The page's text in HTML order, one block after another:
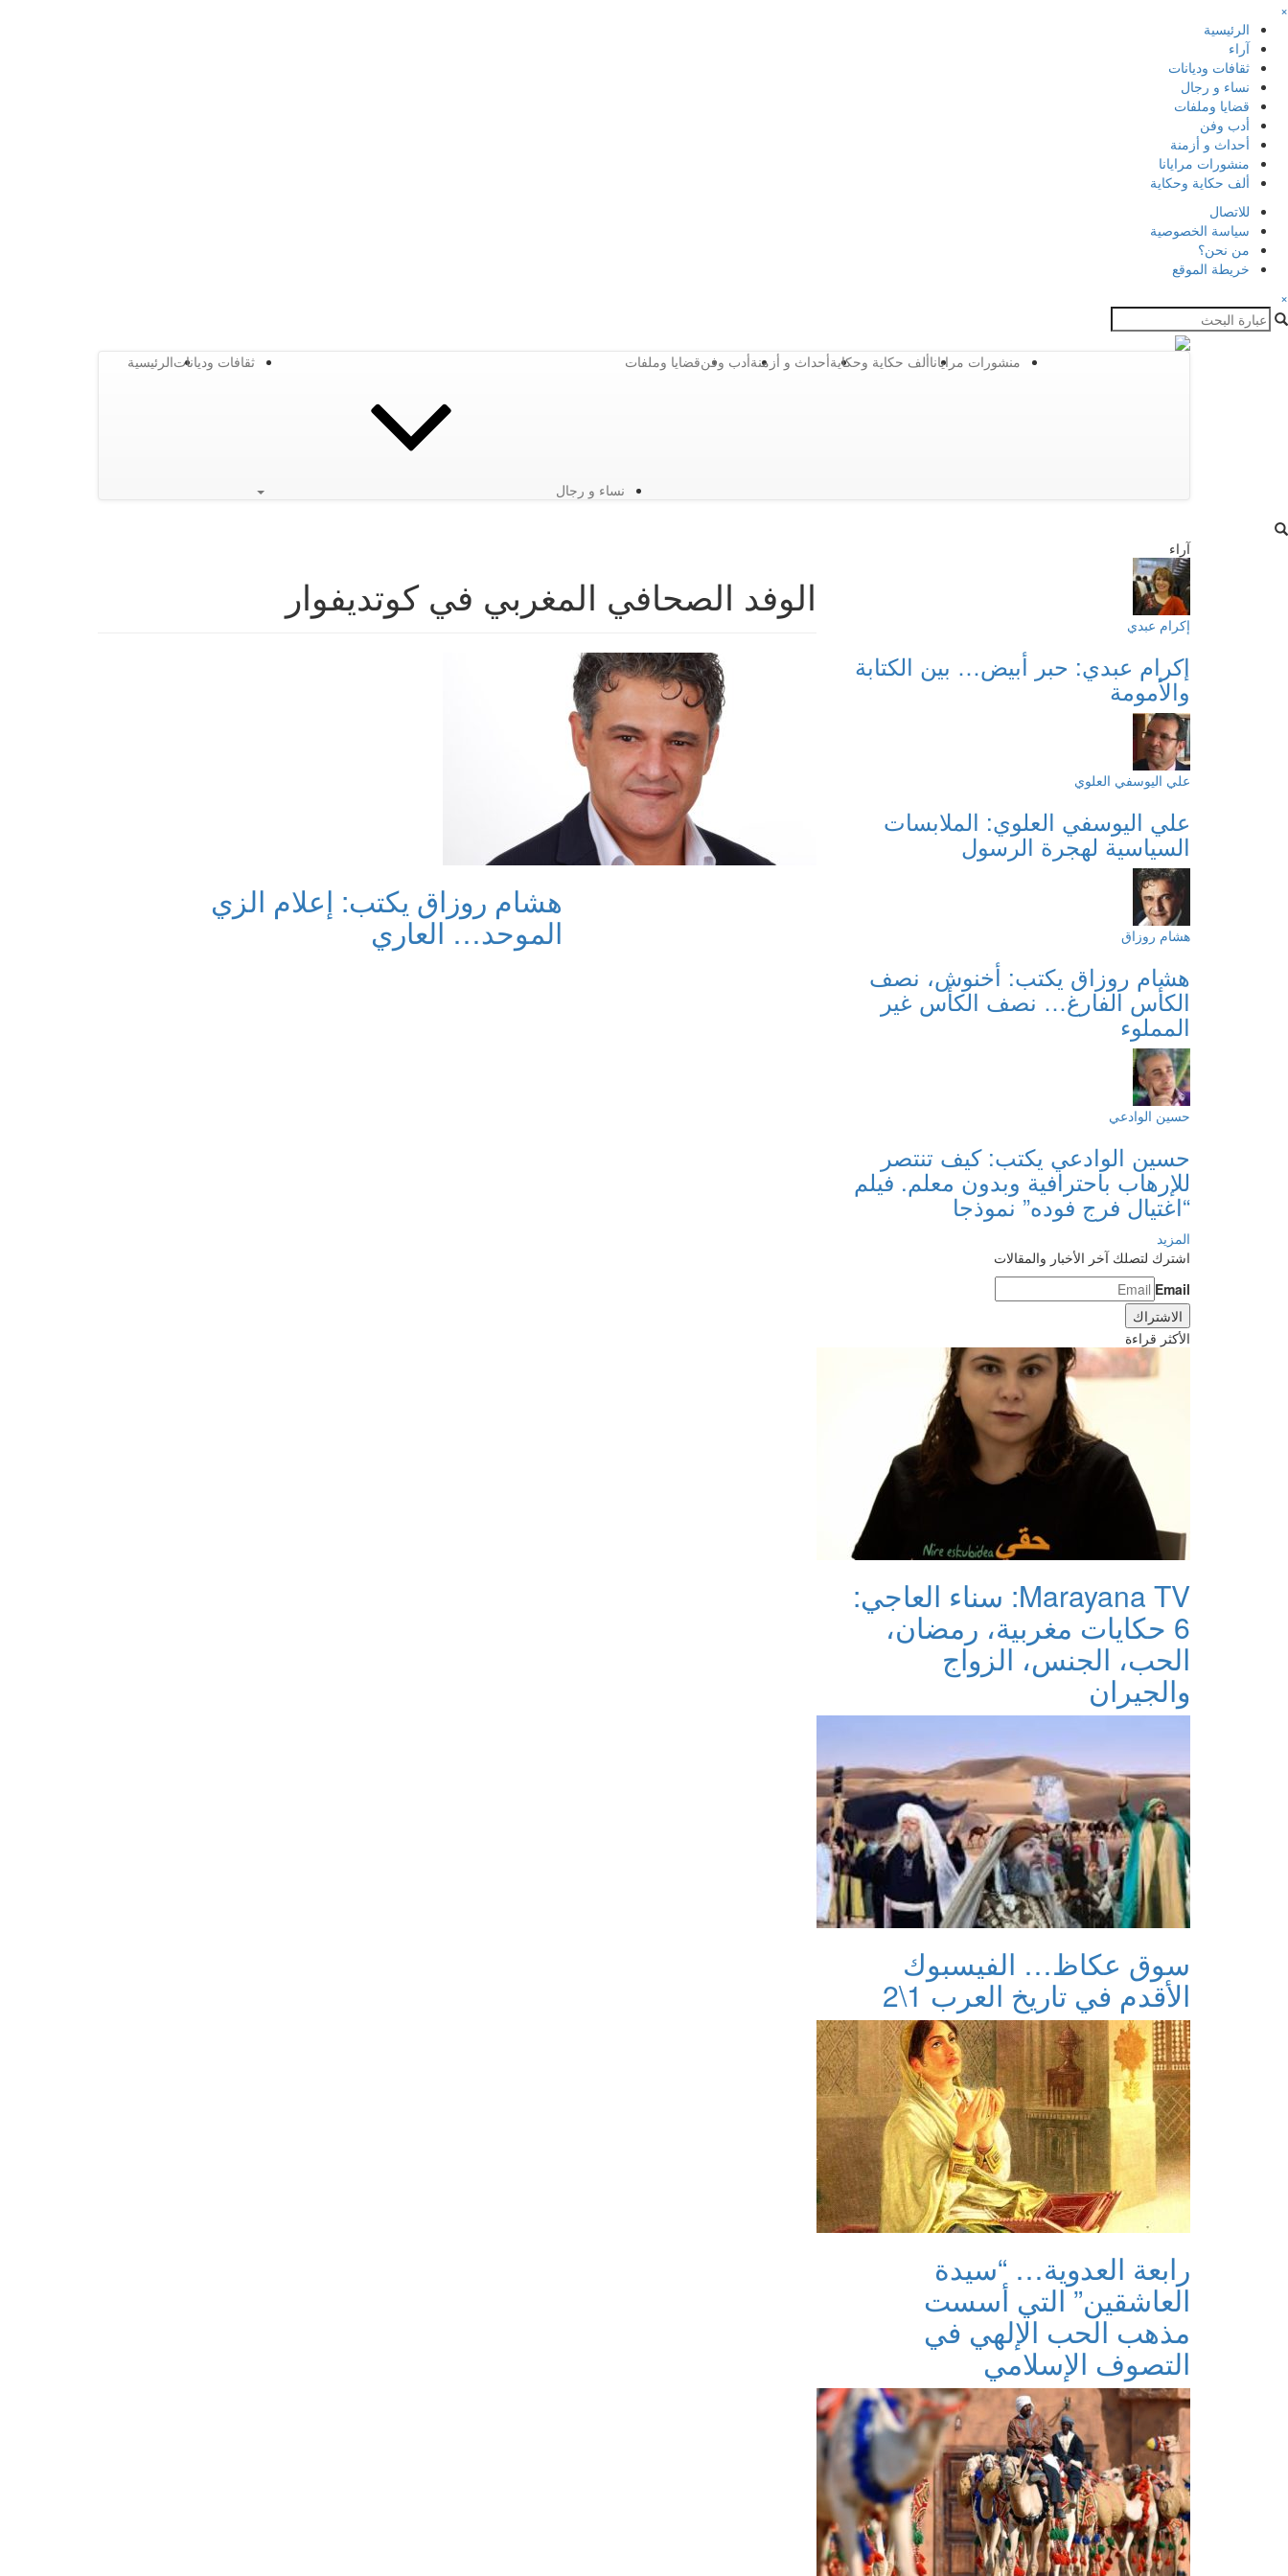
×
الرئيسية
آراء
ثقافات وديانات
نساء و رجال
قضايا وملفات
أدب وفن
أحداث و أزمنة
منشورات مرايانا
ألف حكاية وحكاية
للاتصال
سياسة الخصوصية
من نحن؟
خريطة الموقع
×
الرئيسيةثقافات وديانات
نساء و رجال
قضايا وملفاتأدب وفنأحداث و أزمنةألف حكاية وحكايةمنشورات مرايانا
الوفد الصحافي المغربي في كوتديفوار
هشام روزاق يكتب: إعلام الزي
الموحد… العاري
آراء
إكرام عبدي
إكرام عبدي: حبر أبيض… بين الكتابة
والأمومة
علي اليوسفي العلوي
علي اليوسفي العلوي: الملابسات
السياسية لهجرة الرسول
هشام روزاق
هشام روزاق يكتب: أخنوش، نصف
الكأس الفارغ… نصف الكأس غير
المملوء
حسين الوادعي
حسين الوادعي يكتب: كيف تنتصر
للإرهاب باحترافية وبدون معلم. فيلم
“اغتيال فرج فوده” نموذجا
المزيد
اشترك لتصلك آخر الأخبار والمقالات
Email
الأكثر قراءة
Marayana TV: سناء العاجي:
6 حكايات مغربية، رمضان،
الحب، الجنس، الزواج
والجيران
سوق عكاظ… الفيسبوك
الأقدم في تاريخ العرب 1\2
رابعة العدوية… “سيدة
العاشقين” التي أسست
مذهب الحب الإلهي في
التصوف الإسلامي